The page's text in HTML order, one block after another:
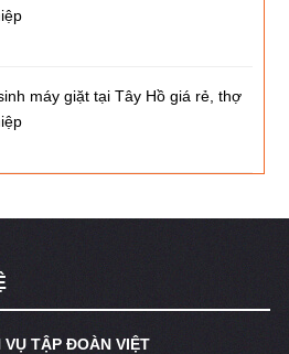
máy giặt tại Tây Hồ giá rẻ, thợ
VỤ TẬP ĐOÀN VIỆT